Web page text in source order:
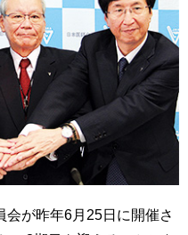
が昨年6月25日に開催さ